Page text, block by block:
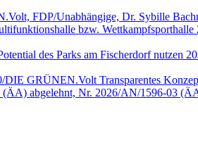
FDP/Unabhängige, Dr. Sybille
bzw.
des Parks am Fischerdorf nutzen
GRÜNEN.Volt Transparentes
abgelehnt, Nr. 2026/AN/1596-03